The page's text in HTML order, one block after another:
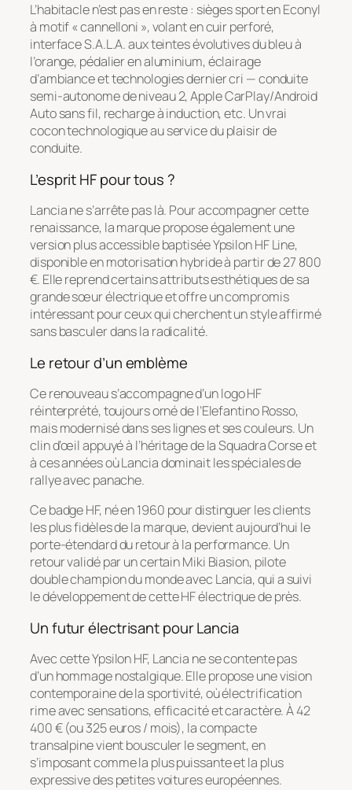
L’habitacle n’est pas en reste : sièges sport en Econyl
à motif « cannelloni », volant en cuir perforé,
interface S.A.L.A. aux teintes évolutives du bleu à
l’orange, pédalier en aluminium, éclairage
d’ambiance et technologies dernier cri — conduite
semi-autonome de niveau 2, Apple CarPlay/Android
Auto sans fil, recharge à induction, etc. Un vrai
cocon technologique au service du plaisir de
conduite.
L’esprit HF pour tous ?
Lancia ne s’arrête pas là. Pour accompagner cette
renaissance, la marque propose également une
version plus accessible baptisée Ypsilon HF Line,
disponible en motorisation hybride à partir de 27 800
€. Elle reprend certains attributs esthétiques de sa
grande sœur électrique et offre un compromis
intéressant pour ceux qui cherchent un style affirmé
sans basculer dans la radicalité.
Le retour d’un emblème
Ce renouveau s’accompagne d’un logo HF
réinterprété, toujours orné de l’Elefantino Rosso,
mais modernisé dans ses lignes et ses couleurs. Un
clin d’œil appuyé à l’héritage de la Squadra Corse et
à ces années où Lancia dominait les spéciales de
rallye avec panache.
Ce badge HF, né en 1960 pour distinguer les clients
les plus fidèles de la marque, devient aujourd’hui le
porte-étendard du retour à la performance. Un
retour validé par un certain Miki Biasion, pilote
double champion du monde avec Lancia, qui a suivi
le développement de cette HF électrique de près.
Un futur électrisant pour Lancia
Avec cette Ypsilon HF, Lancia ne se contente pas
d’un hommage nostalgique. Elle propose une vision
contemporaine de la sportivité, où électrification
rime avec sensations, efficacité et caractère. À 42
400 € (ou 325 euros / mois), la compacte
transalpine vient bousculer le segment, en
s’imposant comme la plus puissante et la plus
expressive des petites voitures européennes.